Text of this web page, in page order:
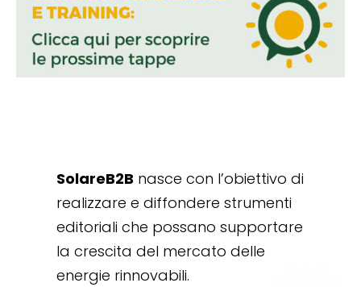
SolareB2B nasce con l’obiettivo di
realizzare e diffondere strumenti
editoriali che possano supportare
la crescita del mercato delle
energie rinnovabili.